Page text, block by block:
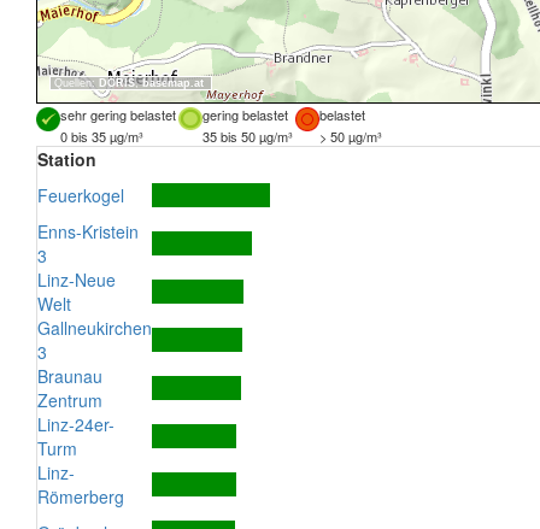
Quellen: DORIS,basemap.at
sehr gering belastet gering belastet
belastet
0 bis 35 µg/m³
35 bis 50 µg/m³ > 50 µg/m³
Station
Feuerkogel
Enns-Kristein
3
Linz-Neue
Welt
Gallneukirchen
3
Braunau
Zentrum
Linz-24er-
Turm
Linz-
Römerberg